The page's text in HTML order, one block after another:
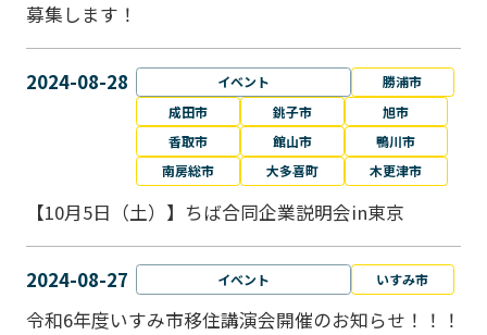
募集します！
2024-08-28 イベント
勝浦市
成田市
銚子市
旭市
香取市
館山市
鴨川市
南房総市
大多喜町 木更津市
【10月5日（土）】ちば合同企業説明会in東京
2024-08-27 イベント いすみ市
令和6年度いすみ市移住講演会開催のお知らせ！！！